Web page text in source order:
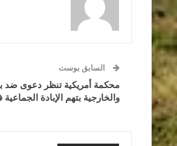
السابق بوست
محكمة أمريكية تنظر دعوى ضد
والخارجية بتهم الإبادة